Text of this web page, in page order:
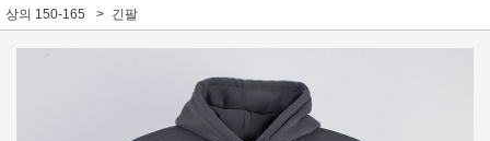
상의 150-165 긴팔